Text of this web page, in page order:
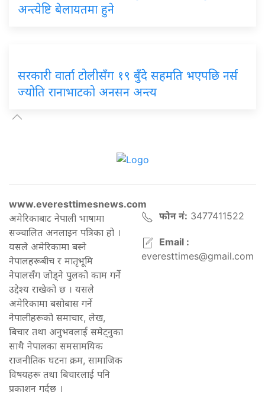
अन्त्येष्टि बेलायतमा हुने
सरकारी वार्ता टोलीसँग १९ बुँदे सहमति भएपछि नर्स
ज्योति रानाभाटको अनसन अन्त्य
www.everesttimesnews.com
अमेरिकाबाट नेपाली भाषामा
सञ्चालित अनलाइन पत्रिका हो ।
यसले अमेरिकामा बस्ने
नेपालहरूबीच र मातृभूमि
नेपालसँग जोड्ने पुलको काम गर्ने
उद्देश्य राखेको छ । यसले
अमेरिकामा बसोबास गर्ने
नेपालीहरूको समाचार, लेख,
बिचार तथा अनुभवलाई समेट्नुका
साथै नेपालका समसामयिक
राजनीतिक घटना क्रम, सामाजिक
विषयहरू तथा बिचारलाई पनि
प्रकाशन गर्दछ ।
फोन नं: 3477411522
Email :
everesttimes@gmail.com